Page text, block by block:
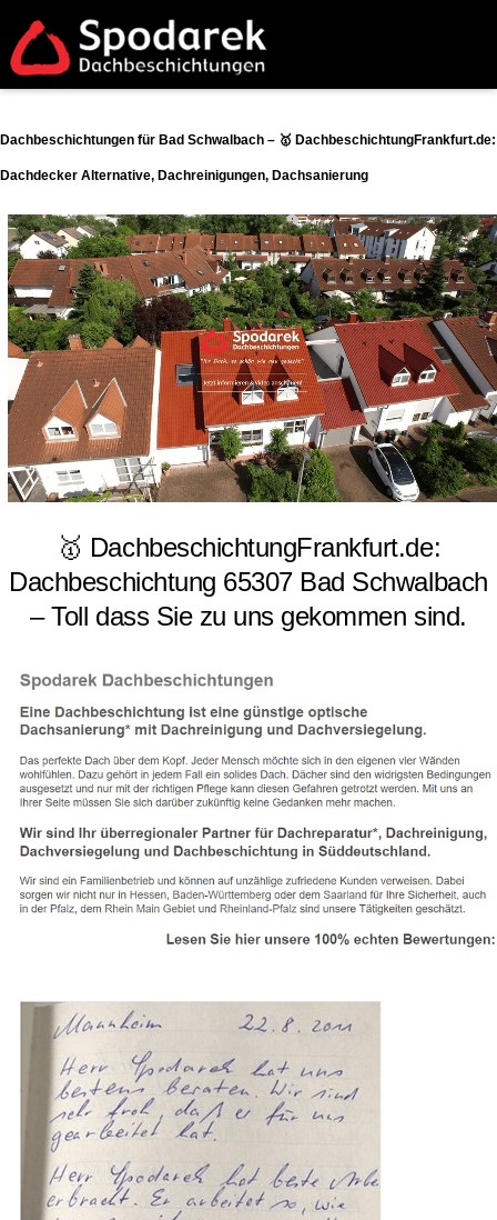
Dachbeschichtungen für Bad Schwalbach – 🥇 DachbeschichtungFrankfurt.de:
Dachdecker Alternative, Dachreinigungen, Dachsanierung
🥇 DachbeschichtungFrankfurt.de:
Dachbeschichtung 65307 Bad Schwalbach
– Toll dass Sie zu uns gekommen sind.